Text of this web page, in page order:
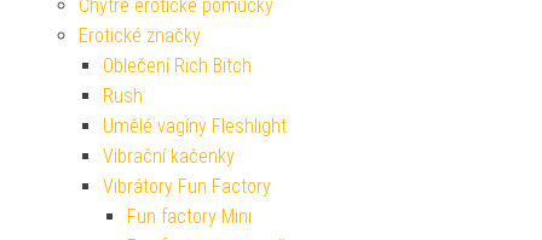
Chytré erotické pomůcky
Erotické značky
Oblečení Rich Bitch
Rush
Umělé vagíny Fleshlight
Vibrační kačenky
Vibrátory Fun Factory
Fun factory Mini